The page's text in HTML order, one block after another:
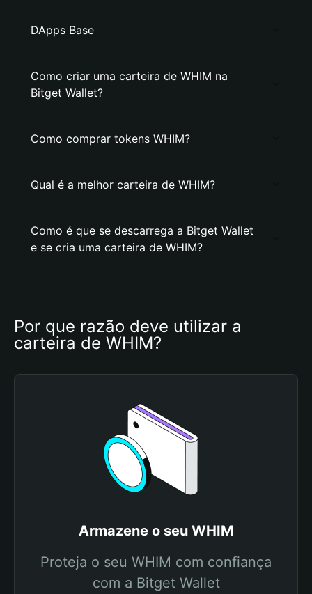
DApps Base
Como criar uma carteira de WHIM na
Bitget Wallet?
Como comprar tokens WHIM?
Qual é a melhor carteira de WHIM?
Como é que se descarrega a Bitget Wallet
e se cria uma carteira de WHIM?
Por que razão deve utilizar a
carteira de WHIM?
Armazene o seu WHIM
Proteja o seu WHIM com confiança
com a Bitget Wallet